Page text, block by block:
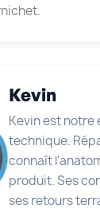
Kevin
Kevin est notre
technique.
connaît
produit. Ses
ses retours